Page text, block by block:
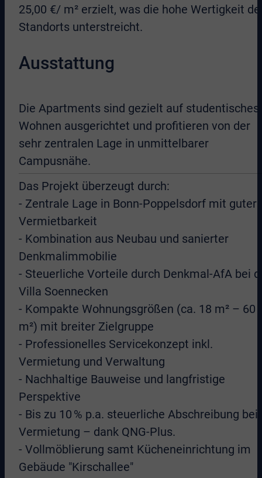
25,00 €/ m² erzielt, was die hohe Wertigkeit
Standorts unterstreicht.
Ausstattung
Die Apartments sind gezielt auf studentisches
Wohnen ausgerichtet und profitieren von der
sehr zentralen Lage in unmittelbarer
Campusnähe.
Das Projekt überzeugt durch:
- Zentrale Lage in Bonn-Poppelsdorf mit guter
Vermietbarkeit
- Kombination aus Neubau und sanierter
Denkmalimmobilie
- Steuerliche Vorteile durch Denkmal-AfA bei
Villa Soennecken
- Kompakte Wohnungsgrößen (ca. 18 m² – 60
m²) mit breiter Zielgruppe
- Professionelles Servicekonzept inkl.
Vermietung und Verwaltung
- Nachhaltige Bauweise und langfristige
Perspektive
- Bis zu 10 % p.a. steuerliche Abschreibung bei
Vermietung – dank QNG-Plus.
- Vollmöblierung samt Kücheneinrichtung im
Gebäude "Kirschallee"